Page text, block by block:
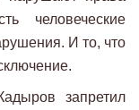
человеческие
И то, что
запретил